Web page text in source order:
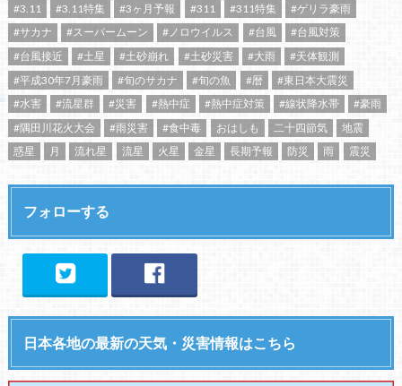
#3.11 #3.11特集 #3ヶ月予報 #311 #311特集
#ゲリラ豪雨
#サカナ
#スーパームーン #ノロウイルス #台風
#台風対策
#台風接近
#土星 #土砂崩れ #土砂災害 #大雨
#天体観測
#平成30年7月豪雨
#旬のサカナ #旬の魚 #暦
#東日本大震災
#水害
#流星群 #災害 #熱中症 #熱中症対策 #線状降水帯
#豪雨
#隅田川花火大会
#雨災害 #食中毒 おはしも 二十四節気
地震
惑星
月 流れ星 流星 火星 金星 長期予報 防災 雨 震災
フォローする
日本各地の最新の天気・災害情報はこちら